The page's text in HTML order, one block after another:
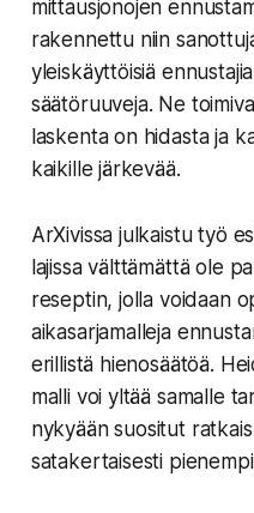
mittausjonojen
rakennettu niin
yleiskäyttöisiä
säätöruuveja. Ne
laskenta on hidasta ja
kaikille järkevää.
ArXivissa julkaistu työ
lajissa välttämättä ole
reseptin, jolla voidaan
aikasarjamalleja
erillistä hienosäätöä.
malli voi yltää samalle
nykyään suositut
satakertaisesti